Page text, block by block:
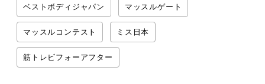
ベストボディジャパン マッスルゲート
マッスルコンテスト ミス日本
筋トレビフォーアフター